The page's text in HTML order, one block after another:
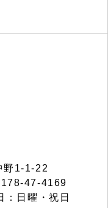
1-1-22
47-4169
日曜・祝日